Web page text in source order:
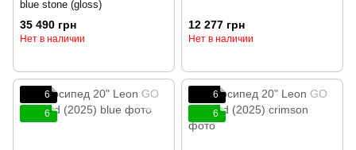
blue stone (gloss)
35 490 грн
Нет в наличии
12 277 грн
Нет в наличии
6
6
6
6